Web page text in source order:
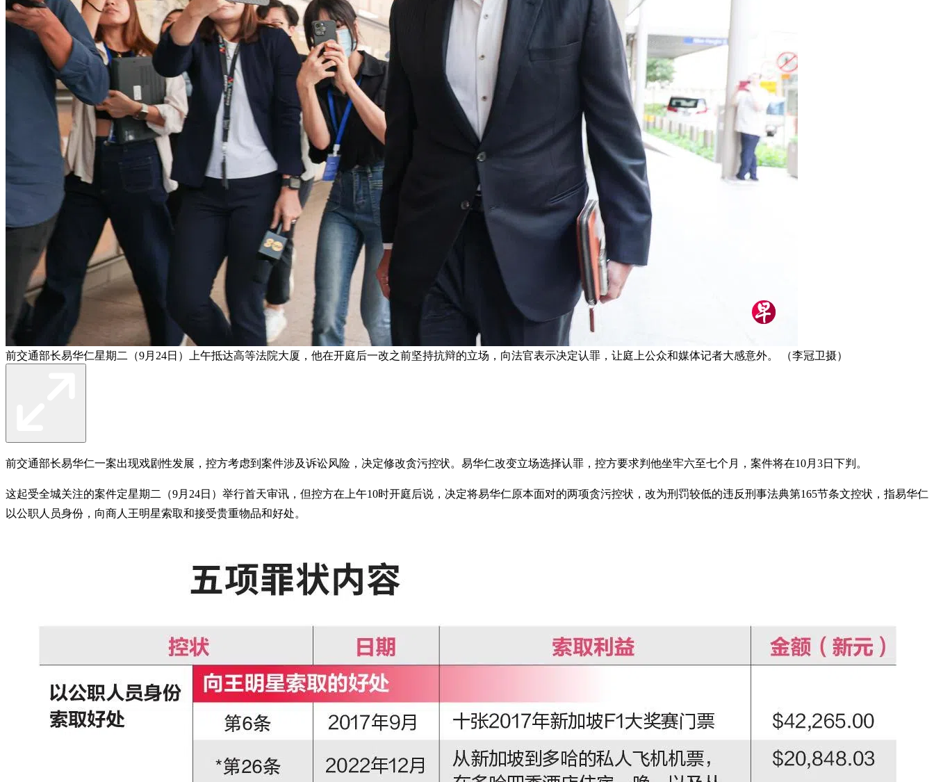
前交通部长易华仁星期二（9月24日）上午抵达高等法院大厦，他在开庭后一改之前坚持抗辩的立场，向法官表示决定认罪，让庭上公众和媒体记者大感意外。 （李冠卫摄）
前交通部长易华仁一案出现戏剧性发展，控方考虑到案件涉及诉讼风险，决定修改贪污控状。易华仁改变立场选择认罪，控方要求判他坐牢六至七个月，案件将在10月3日下判。
这起受全城关注的案件定星期二（9月24日）举行首天审讯，但控方在上午10时开庭后说，决定将易华仁原本面对的两项贪污控状，改为刑罚较低的违反刑事法典第165节条文控状，指易华仁
以公职人员身份，向商人王明星索取和接受贵重物品和好处。